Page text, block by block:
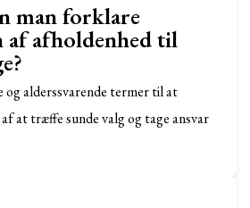
man forklare
af afholdenhed til
og alderssvarende termer til at
at træffe sunde valg og tage ansvar